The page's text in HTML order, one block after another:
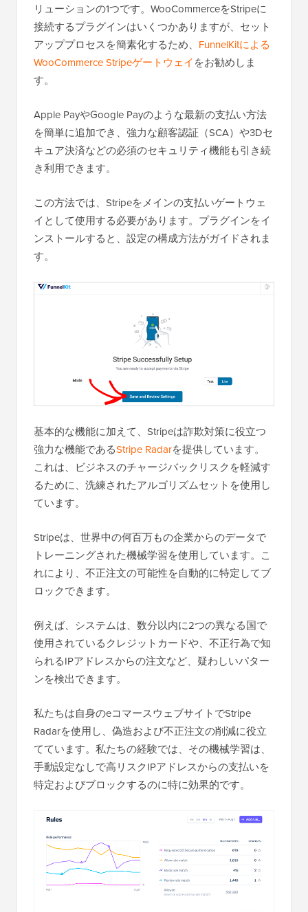
リューションの1つです。WooCommerceをStripeに
接続するプラグインはいくつかありますが、セット
アッププロセスを簡素化するため、 FunnelKitによる
WooCommerce Stripeゲートウェイをお勧めしま
す。
Apple PayやGoogle Payのような最新の支払い方法
を簡単に追加でき、強力な顧客認証（SCA）や3Dセ
キュア決済などの必須のセキュリティ機能も引き続
き利用できます。
この方法では、Stripeをメインの支払いゲートウェ
イとして使用する必要があります。プラグインをイ
ンストールすると、設定の構成方法がガイドされま
す。
基本的な機能に加えて、Stripeは詐欺対策に役立つ
強力な機能であるStripe Radarを提供しています。
これは、ビジネスのチャージバックリスクを軽減す
るために、洗練されたアルゴリズムセットを使用し
ています。
Stripeは、世界中の何百万もの企業からのデータで
トレーニングされた機械学習を使用しています。こ
れにより、不正注文の可能性を自動的に特定してブ
ロックできます。
例えば、システムは、数分以内に2つの異なる国で
使用されているクレジットカードや、不正行為で知
られるIPアドレスからの注文など、疑わしいパター
ンを検出できます。
私たちは自身のeコマースウェブサイトでStripe
Radarを使用し、偽造および不正注文の削減に役立
てています。私たちの経験では、その機械学習は、
手動設定なしで高リスクIPアドレスからの支払いを
特定およびブロックするのに特に効果的です。